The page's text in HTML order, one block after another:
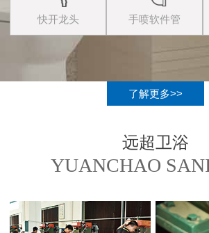
快开龙头 手喷软件管
了解更多>>
远超卫浴
YUANCHAO